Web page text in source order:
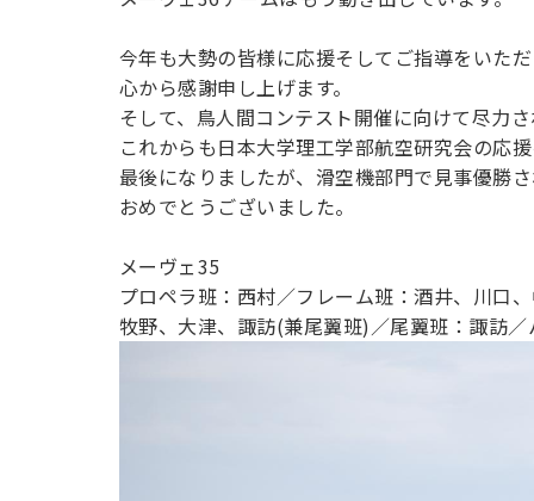
今年も大勢の皆様に応援そしてご指導をいた
心から感謝申し上げます。
そして、鳥人間コンテスト開催に向けて尽力
これからも日本大学理工学部航空研究会の応
最後になりましたが、滑空機部門で見事優勝
おめでとうございました。
メーヴェ35
プロペラ班：西村／フレーム班：酒井、川口
牧野、大津、諏訪(兼尾翼班)／尾翼班：諏訪